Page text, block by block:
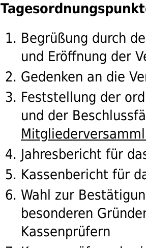
Begrüßung durch
und Eröffnung der
Gedenken an die
Feststellung der
und der
Jahresbericht für
Kassenbericht für
Wahl zur
besonderen
Kassenprüfern